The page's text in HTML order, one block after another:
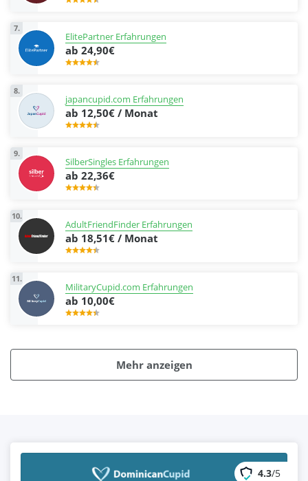
7.
ElitePartner Erfahrungen
ab 24,90€
8.
japancupid.com Erfahrungen
ab 12,50€ / Monat
9.
SilberSingles Erfahrungen
ab 22,36€
10.
AdultFriendFinder Erfahrungen
ab 18,51€ / Monat
11.
MilitaryCupid.com Erfahrungen
ab 10,00€
Mehr anzeigen
4.3/5